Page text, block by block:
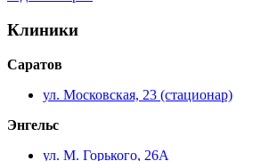
Клиники
Саратов
ул. Московская, 23 (стационар)
Энгельс
ул. М. Горького, 26А